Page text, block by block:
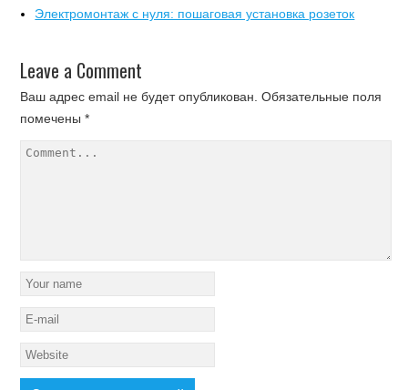
Электромонтаж с нуля: пошаговая установка розеток
Leave a Comment
Ваш адрес email не будет опубликован. Обязательные поля
помечены*